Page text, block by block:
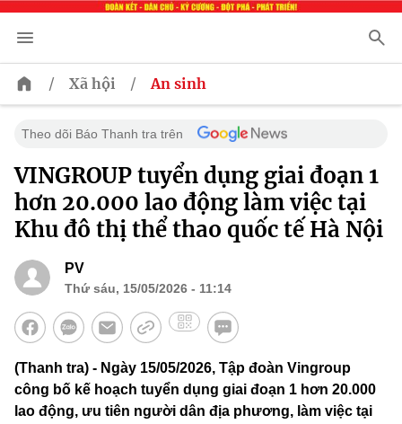
/ Xã hội / An sinh
Theo dõi Báo Thanh tra trên
VINGROUP tuyển dụng giai đoạn 1
hơn 20.000 lao động làm việc tại
Khu đô thị thể thao quốc tế Hà Nội
PV
Thứ sáu, 15/05/2026 - 11:14
(Thanh tra) - Ngày 15/05/2026, Tập đoàn Vingroup
công bố kế hoạch tuyển dụng giai đoạn 1 hơn 20.000
lao động, ưu tiên người dân địa phương, làm việc tại